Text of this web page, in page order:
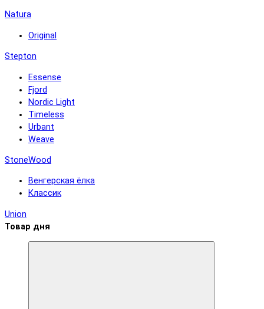
Natura
Original
Stepton
Essense
Fjord
Nordic Light
Timeless
Urbant
Weave
StoneWood
Венгерская ёлка
Классик
Union
Товар дня